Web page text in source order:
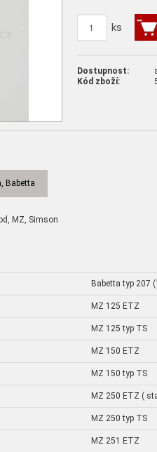
ks
Dostupnost:
Kód zboží:
Babetta
MZ, Simson
Babetta typ 207
MZ 125 ETZ
MZ 125 typ TS
MZ 150 ETZ
MZ 150 typ TS
MZ 250 ETZ (
MZ 250 typ TS
MZ 251 ETZ